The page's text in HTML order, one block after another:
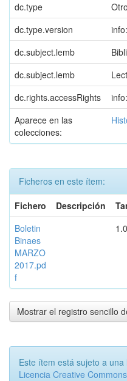
dc.type
Otro
dc.type.version
dc.subject.lemb
dc.subject.lemb
dc.rights.accessRights
Aparece en las
colecciones:
Ficheros en este ítem:
Fichero
Descripción
Boletin
Binaes
MARZO
2017.pd
f
Mostrar el registro sencillo
Este ítem está sujeto a
Licencia Creative Commons